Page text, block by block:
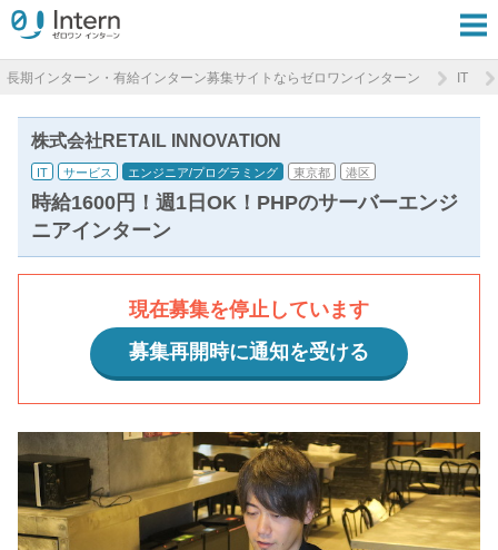
長期インターン・有給インターン募集サイトならゼロワンインターン IT
株式会社RETAIL INNOVATION
IT サービス エンジニア/プログラミング 東京都 港区
時給1600円！週1日OK！PHPのサーバーエンジ
ニアインターン
現在募集を停止しています
募集再開時に通知を受ける